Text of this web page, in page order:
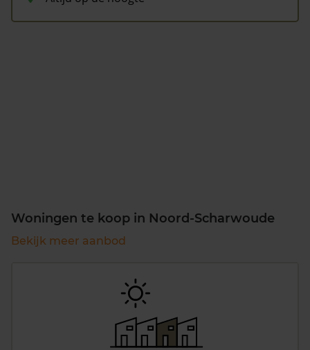
Woningen te koop in Noord-Scharwoude
Bekijk meer aanbod